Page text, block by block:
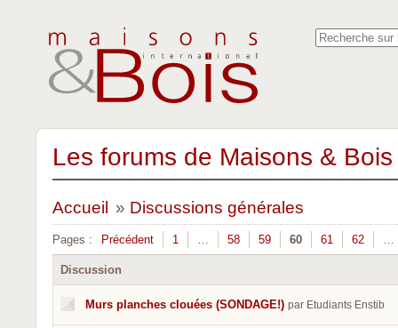
Les forums de Maisons &
Accueil » Discussions générales
Pages : Précédent 1 … 58 59 60 61 62 …
Discussion
Murs planches clouées (SONDAGE!) par Etudiants Enstib